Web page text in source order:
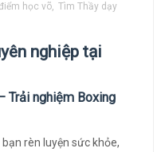
học võ, Tìm Thầy dạy
nghiệp tại
Trải nghiệm Boxing
rèn luyện sức khỏe,